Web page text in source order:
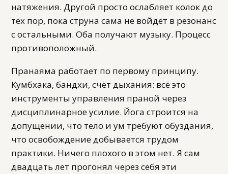
натяжения. Другой просто ослабляет колок до
тех пор, пока струна сама не войдёт в резонанс
с остальными. Оба получают музыку. Процесс
противоположный.
Пранаяма работает по первому принципу.
Кумбхака, бандхи, счёт дыхания: всё это
инструменты управления праной через
дисциплинарное усилие. Йога строится на
допущении, что тело и ум требуют обуздания,
что освобождение добывается трудом
практики. Ничего плохого в этом нет. Я сам
двадцать лет прогонял через себя эти